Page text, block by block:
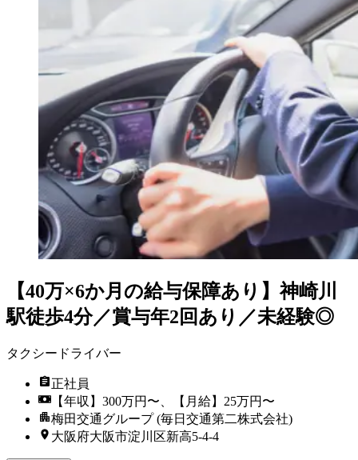
【40万×6か月の給与保障あり】神崎川
駅徒歩4分／賞与年2回あり／未経験◎
タクシードライバー
正社員
【年収】300万円〜、【月給】25万円〜
梅田交通グループ (毎日交通第二株式会社)
大阪府大阪市淀川区新高5-4-4